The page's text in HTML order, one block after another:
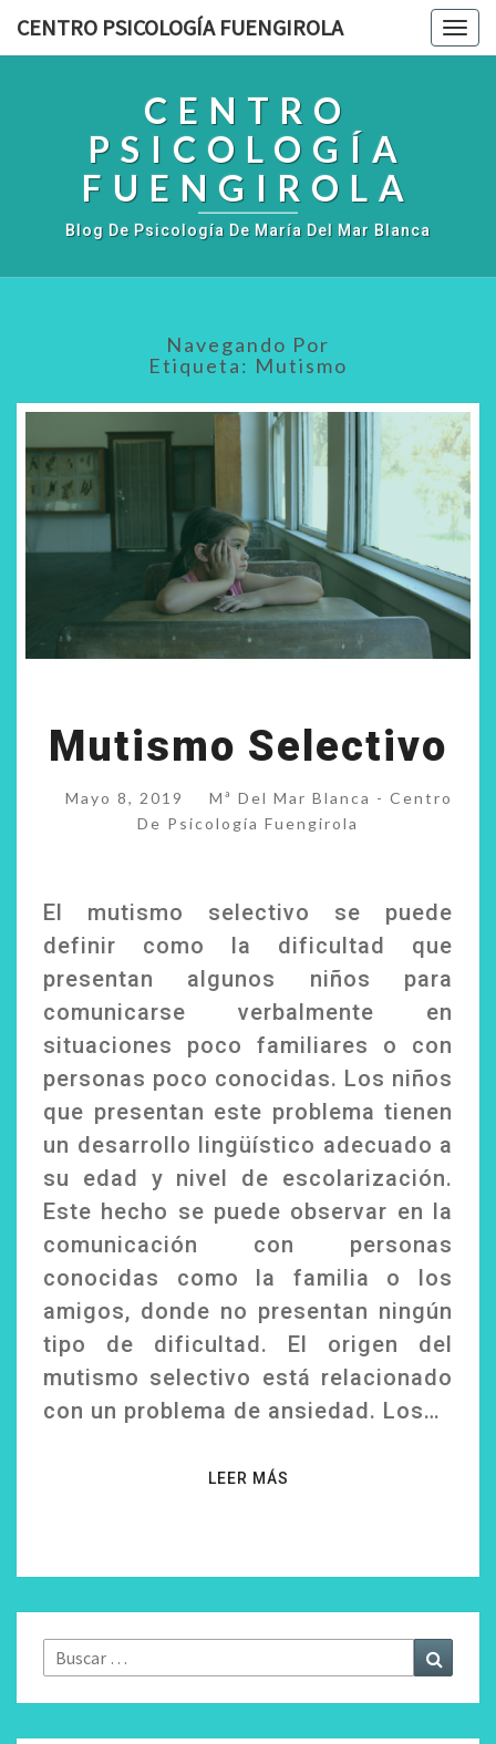
CENTRO PSICOLOGÍA FUENGIROLA
CENTRO
PSICOLOGÍA
FUENGIROLA
Blog De Psicología De María Del Mar Blanca
Navegando Por
Etiqueta: Mutismo
SELECTIVO
Mutismo Selectivo
Mayo 8, 2019
Mª Del Mar Blanca - Centro
De Psicología Fuengirola
El mutismo selectivo se puede
definir como la dificultad que
presentan algunos niños para
comunicarse verbalmente en
situaciones poco familiares o con
personas poco conocidas. Los niños
que presentan este problema tienen
un desarrollo lingüístico adecuado a
su edad y nivel de escolarización.
Este hecho se puede observar en la
comunicación con personas
conocidas como la familia o los
amigos, donde no presentan ningún
tipo de dificultad. El origen del
mutismo selectivo está relacionado
con un problema de ansiedad. Los…
LEER MÁS
Buscar
por: